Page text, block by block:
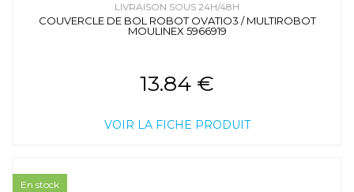
LIVRAISON SOUS 24H/48H
COUVERCLE DE BOL ROBOT OVATIO3 / MULTIROBOT
MOULINEX 5966919
13.84 €
VOIR LA FICHE PRODUIT
En stock